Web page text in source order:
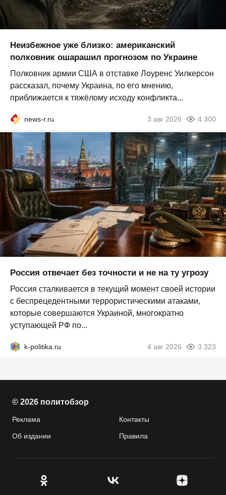
Неизбежное уже близко: американский
полковник ошарашил прогнозом по Украине
Полковник армии США в отставке Лоуренс Уилкерсон
рассказал, почему Украина, по его мнению,
приближается к тяжёлому исходу конфликта...
news-r.ru 3 авг 2026 4 300
Россия отвечает без точности и не на ту угрозу
Россия сталкивается в текущий момент своей истории
с беспрецедентными террористическими атаками,
которые совершаются Украиной, многократно
уступающей РФ по...
k-politika.ru 4 авг 2026 3 323
© 2026 политобзор
Реклама Контакты
Об издании Правила